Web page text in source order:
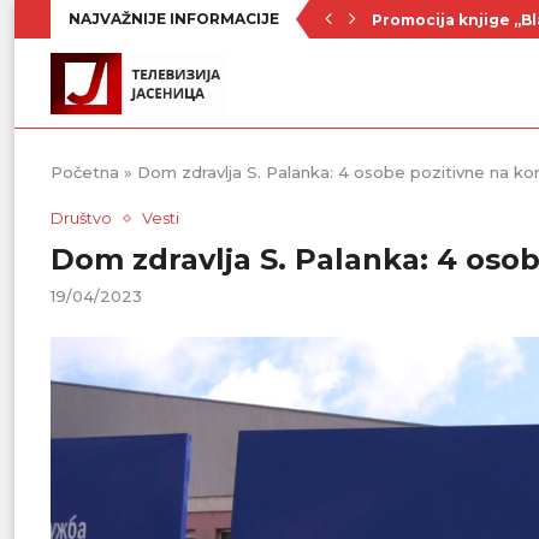
NAJVAŽNIJE INFORMACIJE Promocija knjige
Početna » Dom zdravlja S. Palanka: 4 osobe pozitivne na
Društvo Vesti
Dom zdravlja S. Palanka: 4
19/04/2023